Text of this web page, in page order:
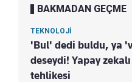
BAKMADAN GEÇME
TEKNOLOJİ
'Bul' dedi buldu, ya
deseydi! Yapay
tehlikesi